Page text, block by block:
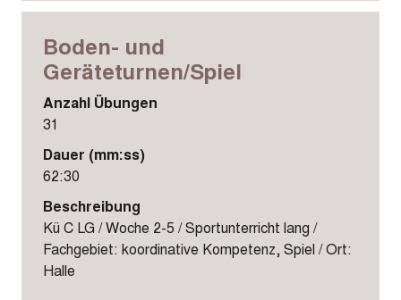
Boden- und
Geräteturnen/Spiel
Anzahl Übungen
31
Dauer (mm:ss)
62:30
Beschreibung
Kü C LG / Woche 2-5 / Sportunterricht lang /
Fachgebiet: koordinative Kompetenz, Spiel / Ort:
Halle